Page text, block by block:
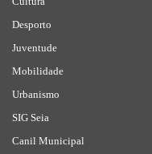
Desporto
Juventude
Mobilidade
Urbanismo
SIG Seia
Canil Municipal